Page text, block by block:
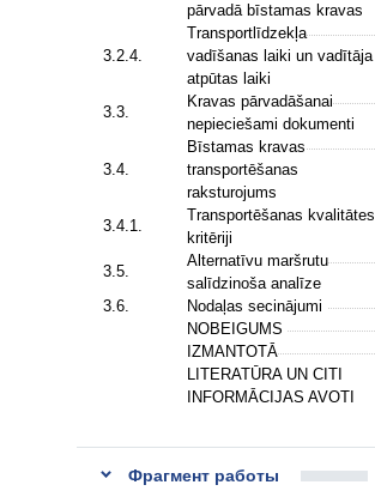
pārvadā bīstamas kravas
3.2.4.
Transportlīdzekļa
vadīšanas laiki un vadītāja
atpūtas laiki
3.3.
Kravas pārvadāšanai
nepieciešami dokumenti
3.4.
Bīstamas kravas
transportēšanas
raksturojums
3.4.1.
Transportēšanas kvalitātes
kritēriji
3.5.
Alternatīvu maršrutu
salīdzinoša analīze
3.6.
Nodaļas secinājumi
NOBEIGUMS
IZMANTOTĀ
LITERATŪRA UN CITI
INFORMĀCIJAS AVOTI
Фрагмент работы